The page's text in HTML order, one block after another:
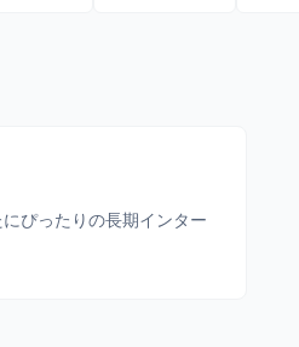
ぴったりの長期インター